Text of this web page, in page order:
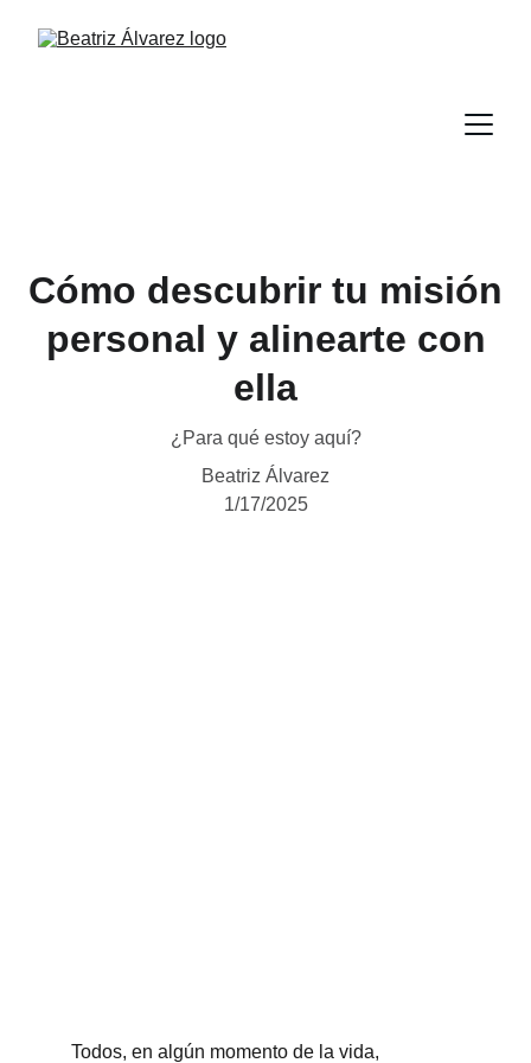
Cómo descubrir tu misión
personal y alinearte con
ella
¿Para qué estoy aquí?
Beatriz Álvarez
1/17/2025
Todos, en algún momento de la vida,